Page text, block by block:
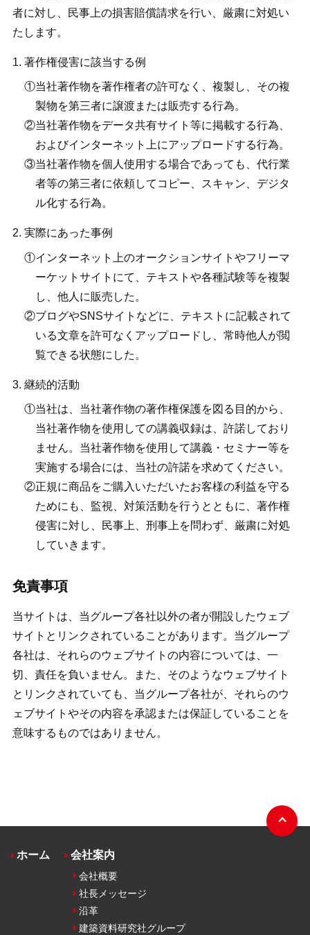
者に対し、民事上の損害賠償請求を行い、厳粛に対処い
たします。
著作権侵害に該当する例
当社著作物を著作権者の許可なく、複製し、その複
製物を第三者に譲渡または販売する行為。
当社著作物をデータ共有サイト等に掲載する行為、
およびインターネット上にアップロードする行為。
当社著作物を個人使用する場合であっても、代行業
者等の第三者に依頼してコピー、スキャン、デジタ
ル化する行為。
実際にあった事例
インターネット上のオークションサイトやフリーマ
ーケットサイトにて、テキストや各種試験等を複製
し、他人に販売した。
ブログやSNSサイトなどに、テキストに記載されて
いる文章を許可なくアップロードし、常時他人が閲
覧できる状態にした。
継続的活動
当社は、当社著作物の著作権保護を図る目的から、
当社著作物を使用しての講義収録は、許諾しており
ません。当社著作物を使用して講義・セミナー等を
実施する場合には、当社の許諾を求めてください。
正規に商品をご購入いただいたお客様の利益を守る
ためにも、監視、対策活動を行うとともに、著作権
侵害に対し、民事上、刑事上を問わず、厳粛に対処
していきます。
免責事項
当サイトは、当グループ各社以外の者が開設したウェブ
サイトとリンクされていることがあります。当グループ
各社は、それらのウェブサイトの内容については、一
切、責任を負いません。また、そのようなウェブサイト
とリンクされていても、当グループ各社が、それらのウ
ェブサイトやその内容を承認または保証していることを
意味するものではありません。
ホーム 会社案内
会社概要
社長メッセージ
沿革
建築資料研究社グループ